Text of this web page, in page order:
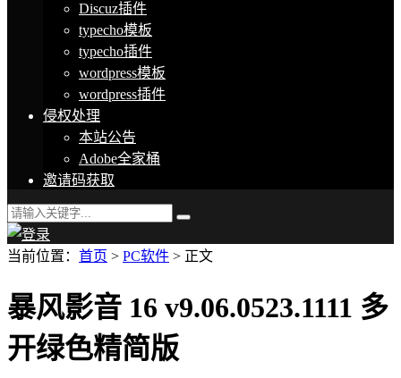
Discuz插件
typecho模板
typecho插件
wordpress模板
wordpress插件
侵权处理
本站公告
Adobe全家桶
邀请码获取
当前位置： 首页 > PC软件 > 正文
暴风影音 16 v9.06.0523.1111 多
开绿色精简版